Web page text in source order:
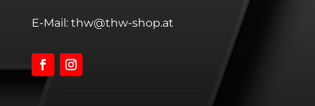
E-Mail: thw@thw-shop.at